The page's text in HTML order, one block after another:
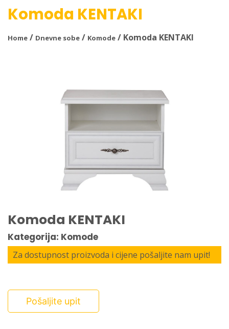
Komoda KENTAKI
Home / Dnevne sobe / Komode / Komoda KENTAKI
Komoda KENTAKI
Kategorija: Komode
Za dostupnost proizvoda i cijene pošaljite nam upit!
Pošaljite upit